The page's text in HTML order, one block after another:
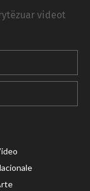
videot